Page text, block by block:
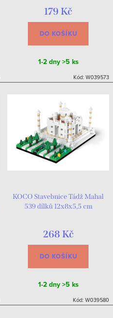
179 Kč
DO KOŠÍKU
1-2 dny >5 ks
Kód: W039573
KOCO Stavebnice Tádž Mahal
539 dílků 12x8x5,5 cm
268 Kč
DO KOŠÍKU
1-2 dny >5 ks
Kód: W039580